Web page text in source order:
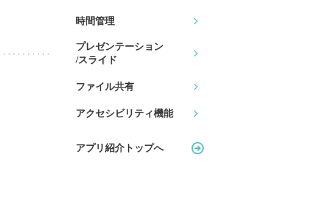
時間管理
プレゼンテーション
/スライド
ファイル共有
アクセシビリティ機能
アプリ紹介トップへ